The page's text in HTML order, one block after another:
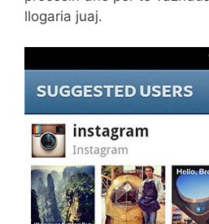
llogaria juaj.